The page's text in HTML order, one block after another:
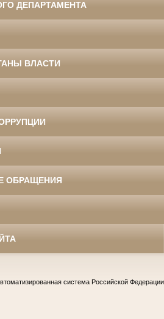
ДЕПАРТАМЕНТА
ВЛАСТИ
ОБРАЩЕНИЯ
система Российской